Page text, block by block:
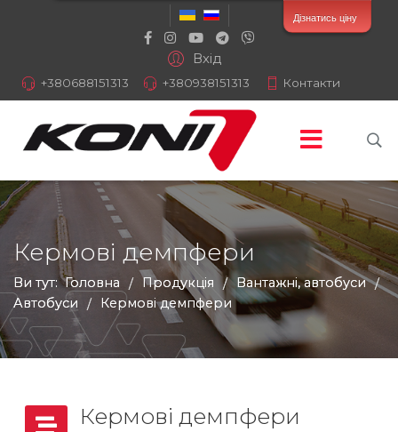
Вхід
+380688151313 +380938151313 Контакти
Кермові демпфери
Ви тут: Головна / Продукція / Вантажні, автобуси /
Автобуси
/ Кермові демпфери
Кермові демпфери
Дізнатись ціну